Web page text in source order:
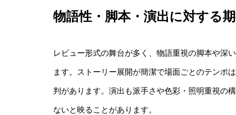
物語性・脚本・演出に対する
レビュー形式の舞台が多く、物語重視の脚本や深
ます。ストーリー展開が簡潔で場面ごとのテンポ
判があります。演出も派手さや色彩・照明重視の
ないと映ることがあります。